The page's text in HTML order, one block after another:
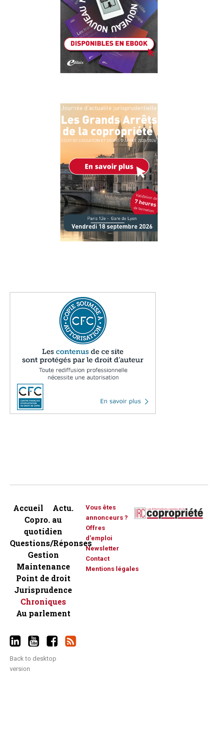
Accueil
Actu.
Copro. au
quotidien
Questions/Réponses
Gestion
Maintenance
Point de droit
Jurisprudence
Chroniques
Au parlement
Vous êtes
annonceurs ?
Offres
d'emploi
Newsletter
Contact
Mentions légales
Back to desktop
version